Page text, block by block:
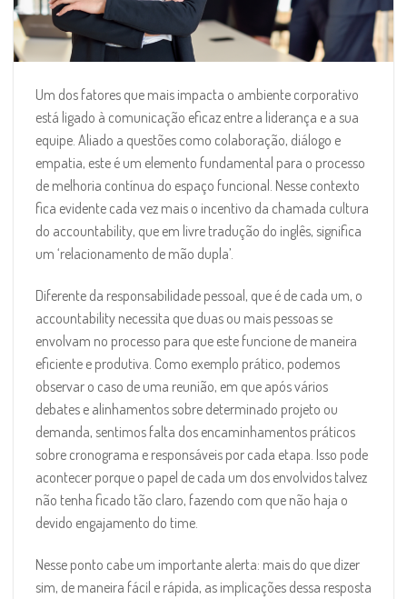
Um dos fatores que mais impacta o ambiente corporativo
está ligado à comunicação eficaz entre a liderança e a sua
equipe. Aliado a questões como colaboração, diálogo e
empatia, este é um elemento fundamental para o processo
de melhoria contínua do espaço funcional. Nesse contexto
fica evidente cada vez mais o incentivo da chamada cultura
do accountability, que em livre tradução do inglês, significa
um ‘relacionamento de mão dupla’.
Diferente da responsabilidade pessoal, que é de cada um, o
accountability necessita que duas ou mais pessoas se
envolvam no processo para que este funcione de maneira
eficiente e produtiva. Como exemplo prático, podemos
observar o caso de uma reunião, em que após vários
debates e alinhamentos sobre determinado projeto ou
demanda, sentimos falta dos encaminhamentos práticos
sobre cronograma e responsáveis por cada etapa. Isso pode
acontecer porque o papel de cada um dos envolvidos talvez
não tenha ficado tão claro, fazendo com que não haja o
devido engajamento do time.
Nesse ponto cabe um importante alerta: mais do que dizer
sim, de maneira fácil e rápida, as implicações dessa resposta